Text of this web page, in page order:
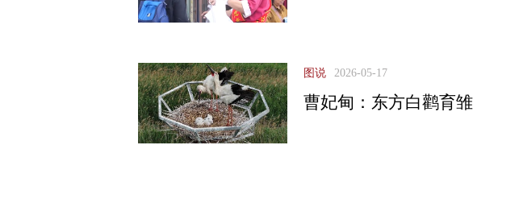
图说 2026-05-17
曹妃甸：东方白鹳育雏